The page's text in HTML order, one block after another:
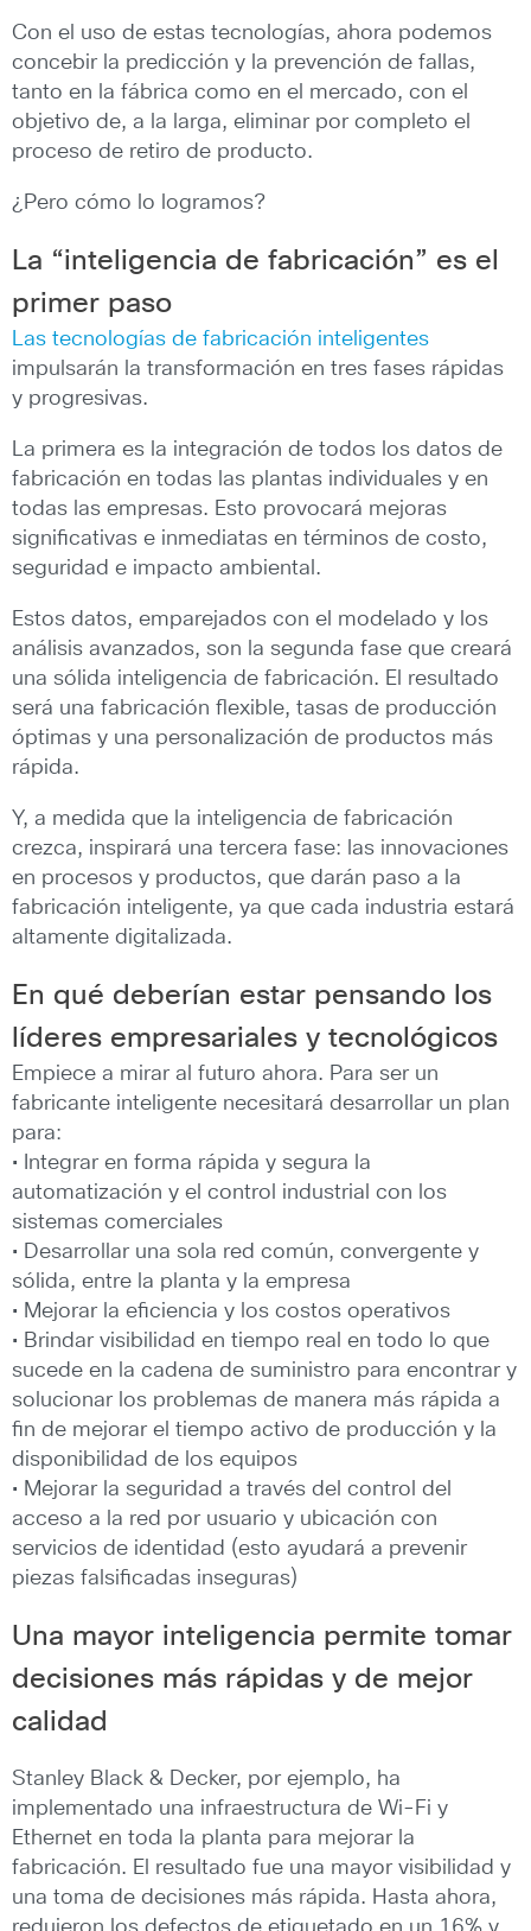
Con el uso de estas tecnologías, ahora podemos
concebir la predicción y la prevención de fallas,
tanto en la fábrica como en el mercado, con el
objetivo de, a la larga, eliminar por completo el
proceso de retiro de producto.
¿Pero cómo lo logramos?
La “inteligencia de fabricación” es el
primer paso
Las tecnologías de fabricación inteligentes
impulsarán la transformación en tres fases rápidas
y progresivas.
La primera es la integración de todos los datos de
fabricación en todas las plantas individuales y en
todas las empresas. Esto provocará mejoras
significativas e inmediatas en términos de costo,
seguridad e impacto ambiental.
Estos datos, emparejados con el modelado y los
análisis avanzados, son la segunda fase que creará
una sólida inteligencia de fabricación. El resultado
será una fabricación flexible, tasas de producción
óptimas y una personalización de productos más
rápida.
Y, a medida que la inteligencia de fabricación
crezca, inspirará una tercera fase: las innovaciones
en procesos y productos, que darán paso a la
fabricación inteligente, ya que cada industria estará
altamente digitalizada.
En qué deberían estar pensando los
líderes empresariales y tecnológicos
Empiece a mirar al futuro ahora. Para ser un
fabricante inteligente necesitará desarrollar un plan
para:
• Integrar en forma rápida y segura la
automatización y el control industrial con los
sistemas comerciales
• Desarrollar una sola red común, convergente y
sólida, entre la planta y la empresa
• Mejorar la eficiencia y los costos operativos
• Brindar visibilidad en tiempo real en todo lo que
sucede en la cadena de suministro para encontrar y
solucionar los problemas de manera más rápida a
fin de mejorar el tiempo activo de producción y la
disponibilidad de los equipos
• Mejorar la seguridad a través del control del
acceso a la red por usuario y ubicación con
servicios de identidad (esto ayudará a prevenir
piezas falsificadas inseguras)
Una mayor inteligencia permite tomar
decisiones más rápidas y de mejor
calidad
Stanley Black & Decker, por ejemplo, ha
implementado una infraestructura de Wi-Fi y
Ethernet en toda la planta para mejorar la
fabricación. El resultado fue una mayor visibilidad y
una toma de decisiones más rápida. Hasta ahora,